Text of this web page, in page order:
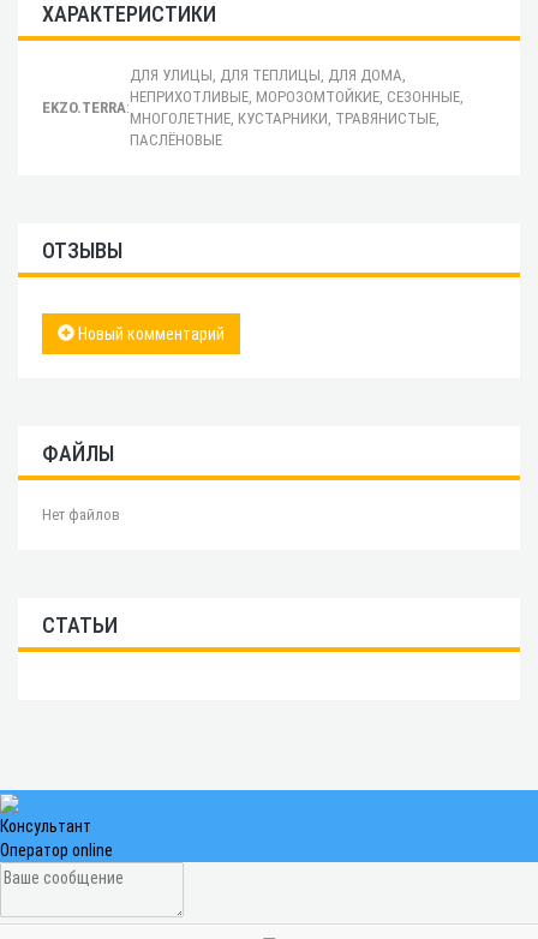
ХАРАКТЕРИСТИКИ
EKZO.TERRA:
ДЛЯ УЛИЦЫ, ДЛЯ ТЕПЛИЦЫ, ДЛЯ ДОМА,
НЕПРИХОТЛИВЫЕ, МОРОЗОМТОЙКИЕ, СЕЗОННЫЕ,
МНОГОЛЕТНИЕ, КУСТАРНИКИ, ТРАВЯНИСТЫЕ,
ПАСЛЁНОВЫЕ
ОТЗЫВЫ
Новый комментарий
ФАЙЛЫ
Нет файлов
СТАТЬИ
Консультант
Оператор online